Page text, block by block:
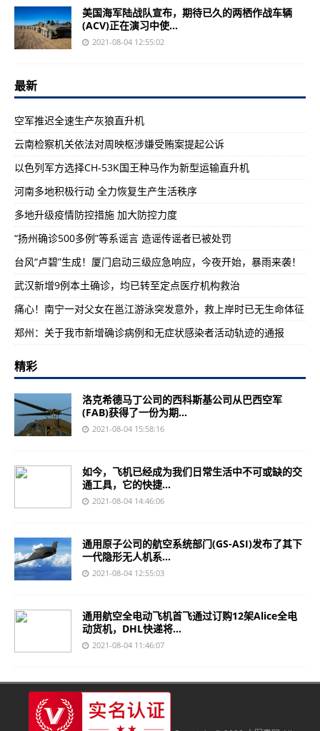
美国海军陆战队宣布，期待已久的两栖作战车辆
(ACV)正在演习中使...
2021-08-04 12:55:02
最新
空军推迟全速生产灰狼直升机
云南检察机关依法对周映枢涉嫌受贿案提起公诉
以色列军方选择CH-53K国王种马作为新型运输直升机
河南多地积极行动 全力恢复生产生活秩序
多地升级疫情防控措施 加大防控力度
“扬州确诊500多例”等系谣言 造谣传谣者已被处罚
台风“卢碧”生成！厦门启动三级应急响应，今夜开始，暴雨来袭！
武汉新增9例本土确诊，均已转至定点医疗机构救治
痛心！南宁一对父女在邕江游泳突发意外，救上岸时已无生命体征
郑州：关于我市新增确诊病例和无症状感染者活动轨迹的通报
精彩
洛克希德马丁公司的西科斯基公司从巴西空军
(FAB)获得了一份为期...
2021-08-04 15:58:16
如今，飞机已经成为我们日常生活中不可或缺的交
通工具，它的快捷...
2021-08-04 14:46:06
通用原子公司的航空系统部门(GS-ASI)发布了其下
一代隐形无人机系...
2021-08-04 12:55:03
通用航空全电动飞机首飞通过订购12架Alice全电
动货机，DHL快递将...
2021-08-04 11:46:07